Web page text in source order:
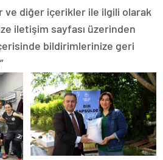
ve diğer içerikler ile ilgili olarak
iletişim sayfası üzerinden
bildirimlerinize geri